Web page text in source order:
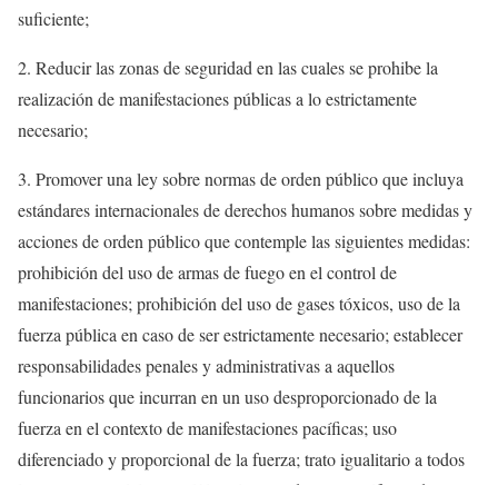
suficiente;
2. Reducir las zonas de seguridad en las cuales se prohibe la
realización de manifestaciones públicas a lo estrictamente
necesario;
3. Promover una ley sobre normas de orden público que incluya
estándares internacionales de derechos humanos sobre medidas y
acciones de orden público que contemple las siguientes medidas:
prohibición del uso de armas de fuego en el control de
manifestaciones; prohibición del uso de gases tóxicos, uso de la
fuerza pública en caso de ser estrictamente necesario; establecer
responsabilidades penales y administrativas a aquellos
funcionarios que incurran en un uso desproporcionado de la
fuerza en el contexto de manifestaciones pacíficas; uso
diferenciado y proporcional de la fuerza; trato igualitario a todos